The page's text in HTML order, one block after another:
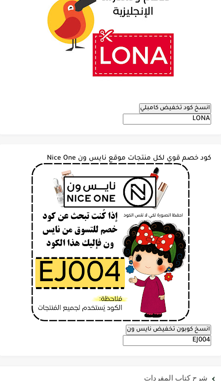
انسخ كود تخفيض كامبلي
كود خصم قوي لكل منتجات موقع نايس ون Nice One
انسخ كوبون تخفيض نايس ون
شرح كتاب المفردات